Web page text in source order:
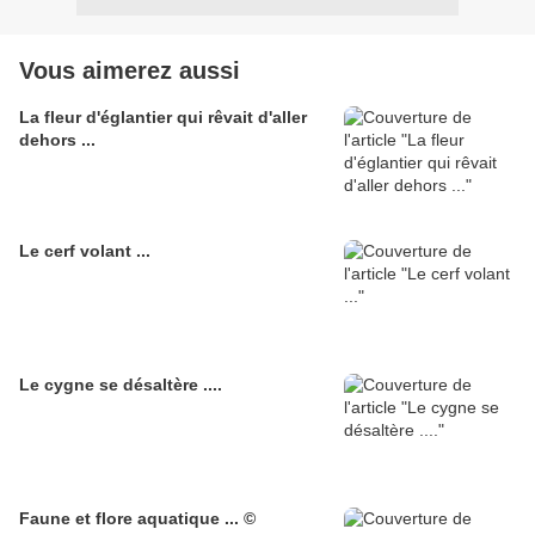
Vous aimerez aussi
La fleur d'églantier qui rêvait d'aller
dehors ...
Le cerf volant ...
Le cygne se désaltère ....
Faune et flore aquatique ... ©